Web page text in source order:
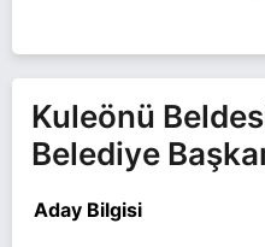
Kuleönü
Belediye
Aday Bilgisi